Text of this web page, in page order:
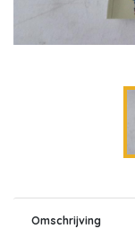
Omschrijving